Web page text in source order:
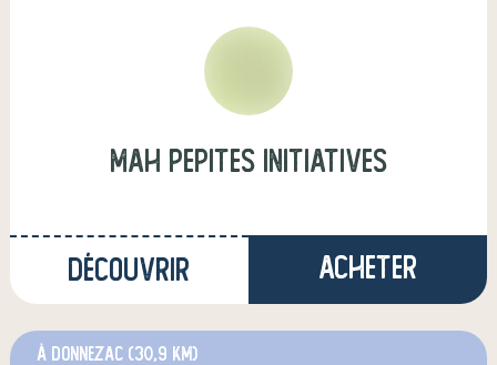
mah pepites initiatives
Découvrir Acheter
à Donnezac (30,9 km)